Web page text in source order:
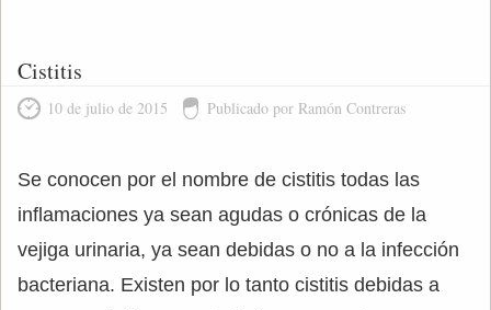
Cistitis
10 de julio de 2015 Publicado por Ramón Contreras
Se conocen por el nombre de cistitis todas las
inflamaciones ya sean agudas o crónicas de la
vejiga urinaria, ya sean debidas o no a la infección
bacteriana. Existen por lo tanto cistitis debidas a